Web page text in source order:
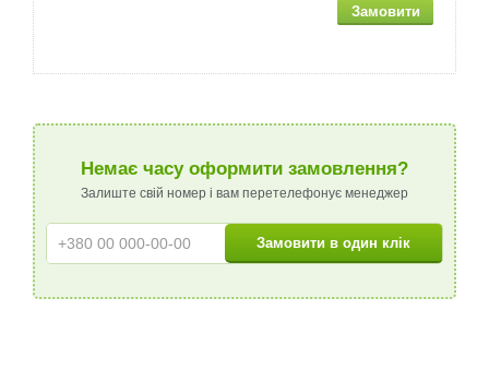
Немає часу оформити замовлення?
Залиште свій номер і вам перетелефонує менеджер